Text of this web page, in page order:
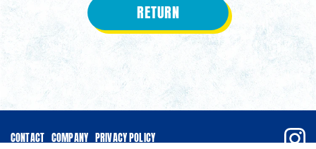
RETURN
CONTACT COMPANY PRIVACY POLICY